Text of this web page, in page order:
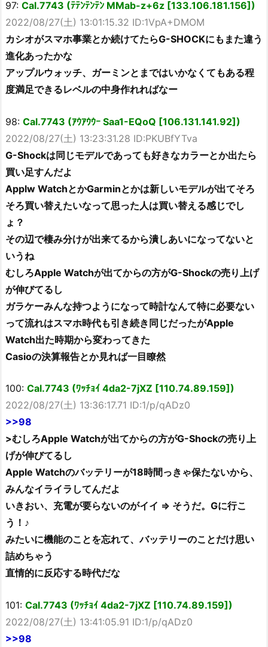
97: Cal.7743 (ﾃﾃﾝﾃﾝﾃﾝ MMab-z+6z [133.106.181.156])
2022/08/27(土) 13:01:15.32 ID:1VpA+DMOM
カシオがスマホ事業とか続けてたらG-SHOCKにもまた違う
進化あったかな
アップルウォッチ、ガーミンとまではいかなくてもある程
度満足できるレベルの中身作れればなー
98: Cal.7743 (ｱｳｱｳｳｰ Saa1-EQoQ [106.131.141.92])
2022/08/27(土) 13:23:31.28 ID:PKUBfYTva
G-Shockは同じモデルであっても好きなカラーとか出たら
買い足すんだよ
Applw WatchとかGarminとかは新しいモデルが出てそろ
そろ買い替えたいなって思った人は買い替える感じでし
ょ？
その辺で棲み分けが出来てるから潰しあいになってないと
いうね
むしろApple Watchが出てからの方がG-Shockの売り上げ
が伸びてるし
ガラケーみんな持つようになって時計なんて特に必要ない
って流れはスマホ時代も引き続き同じだったがApple
Watch出た時期から変わってきた
Casioの決算報告とか見れば一目瞭然
100: Cal.7743 (ﾜｯﾁｮｲ 4da2-7jXZ [110.74.89.159])
2022/08/27(土) 13:36:17.71 ID:1/p/qADz0
>>98
>むしろApple Watchが出てからの方がG-Shockの売り上
げが伸びてるし
Apple Watchのバッテリーが18時間っきゃ保たないから、
みんなイライラしてんだよ
いきおい、充電が要らないのがイイ ⇒ そうだ。Gに行こ
う！♪
みたいに機能のことを忘れて、バッテリーのことだけ思い
詰めちゃう
直情的に反応する時代だな
101: Cal.7743 (ﾜｯﾁｮｲ 4da2-7jXZ [110.74.89.159])
2022/08/27(土) 13:41:05.91 ID:1/p/qADz0
>>98